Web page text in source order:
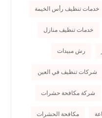
خدمات تنظيف رأس الخيمة
خدمات تنظيف منازل
رش مبيدات
شركات تنظيف في العين
شركة مكافحة حشرات
مكافحة الحشرات